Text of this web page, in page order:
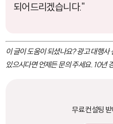
되어드리겠습니다."
이 글이 도움이 되셨나요? 광고 대행사
있으시다면 언제든 문의 주세요. 10년
무료 컨설팅